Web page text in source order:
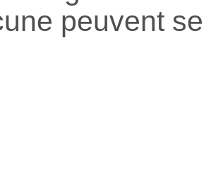
peuvent